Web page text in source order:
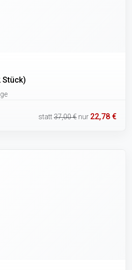
Stück)
statt37,00 € nur 22,78 €